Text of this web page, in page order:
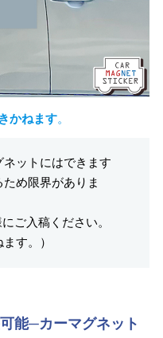
かねます。
ネットにはできます
め限界がありま
ご入稿ください。
す。）
能─カーマグネット